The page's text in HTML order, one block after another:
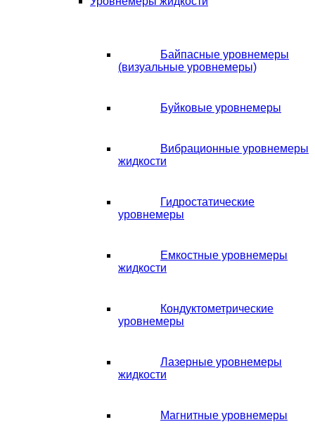
Байпасные уровнемеры
(визуальные уровнемеры)
Буйковые уровнемеры
Вибрационные уровнемеры
жидкости
Гидростатические
уровнемеры
Емкостные уровнемеры
жидкости
Кондуктометрические
уровнемеры
Лазерные уровнемеры
жидкости
Магнитные уровнемеры